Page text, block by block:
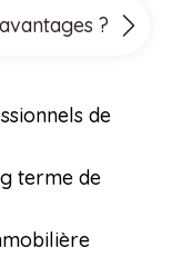
?
de
terme de